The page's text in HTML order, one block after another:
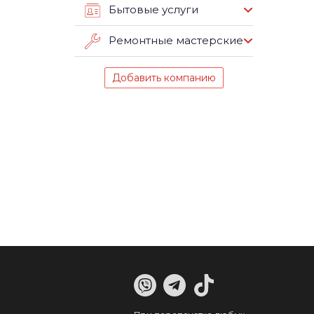
Бытовые услуги
Ремонтные мастерские
Добавить компанию